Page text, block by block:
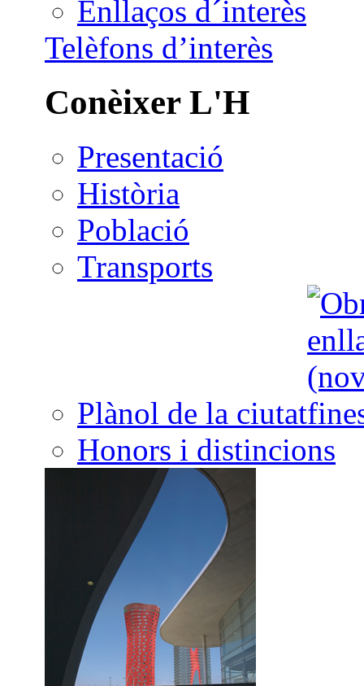
Enllaços d´interès
Telèfons d’interès
Conèixer L'H
Presentació
Història
Població
Transports
Plànol de la ciutat
Honors i distincions